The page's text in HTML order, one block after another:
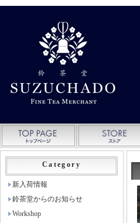
Category
新入荷情報
鈴茶堂からのお知らせ
Workshop